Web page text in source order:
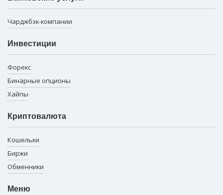
Чарджбэк-компании
Инвестиции
Форекс
Бинарные опционы
Хайпы
Криптовалюта
Кошельки
Биржи
Обменники
Меню